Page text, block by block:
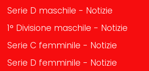
Serie D maschile - Notizie
1° Divisione maschile - Notizie
Serie C femminile - Notizie
Serie D femminile - Notizie